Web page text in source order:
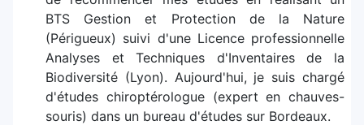
BTS Gestion et Protection de la Nature
(Périgueux) suivi d'une Licence professionnelle
Analyses et Techniques d'Inventaires de la
Biodiversité (Lyon). Aujourd'hui, je suis chargé
d'études chiroptérologue (expert en chauves-
souris) dans un bureau d'études sur Bordeaux.